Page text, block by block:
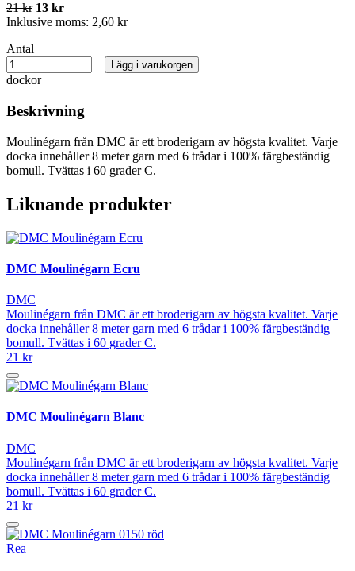
21 kr 13 kr
Inklusive moms: 2,60 kr
Antal
dockor
Lägg i varukorgen
Beskrivning
Moulinégarn från DMC är ett broderigarn av högsta kvalitet. Varje
docka innehåller 8 meter garn med 6 trådar i 100% färgbeständig
bomull. Tvättas i 60 grader C.
Liknande produkter
DMC Moulinégarn Ecru
DMC
Moulinégarn från DMC är ett broderigarn av högsta kvalitet. Varje
docka innehåller 8 meter garn med 6 trådar i 100% färgbeständig
bomull. Tvättas i 60 grader C.
21 kr
DMC Moulinégarn Blanc
DMC
Moulinégarn från DMC är ett broderigarn av högsta kvalitet. Varje
docka innehåller 8 meter garn med 6 trådar i 100% färgbeständig
bomull. Tvättas i 60 grader C.
21 kr
Rea